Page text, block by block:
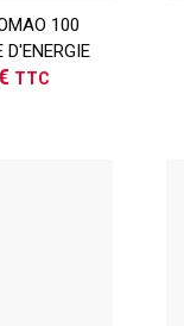
100
D'ENERGIE
TTC